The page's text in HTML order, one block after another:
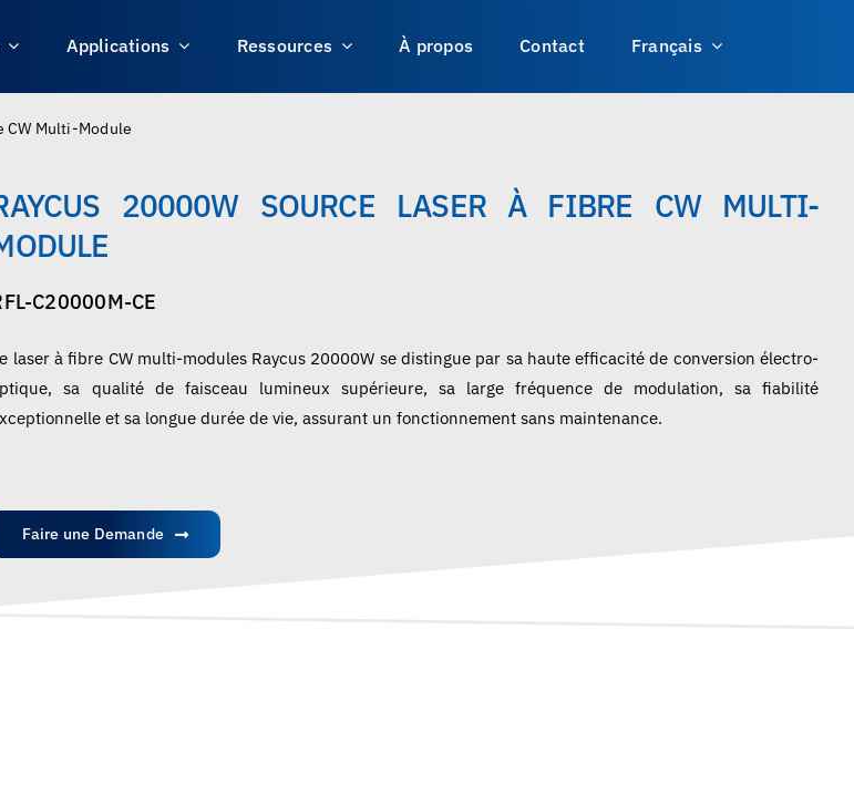
Applications Ressources À propos Contact Français
CW Multi-Module
20000W SOURCE LASER À FIBRE CW MULTI-
C20000M-CE
laser à fibre CW multi-modules Raycus 20000W se distingue par sa haute efficacité de conversion électro-
sa qualité de faisceau lumineux supérieure, sa large fréquence de modulation, sa fiabilité
et sa longue durée de vie, assurant un fonctionnement sans maintenance.
Faire une Demande